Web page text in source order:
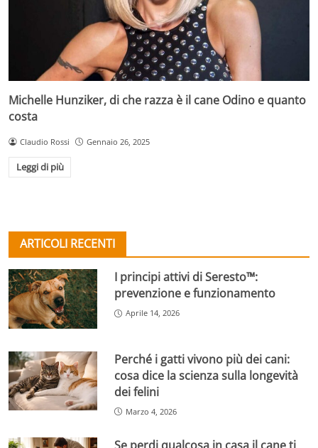
Michelle Hunziker, di che razza è il cane Odino e quanto
costa
Claudio Rossi Gennaio 26, 2025
Leggi di più
ARTICOLI RECENTI
I principi attivi di Seresto™:
prevenzione e funzionamento
Aprile 14, 2026
Perché i gatti vivono più dei cani:
cosa dice la scienza sulla longevità
dei felini
Marzo 4, 2026